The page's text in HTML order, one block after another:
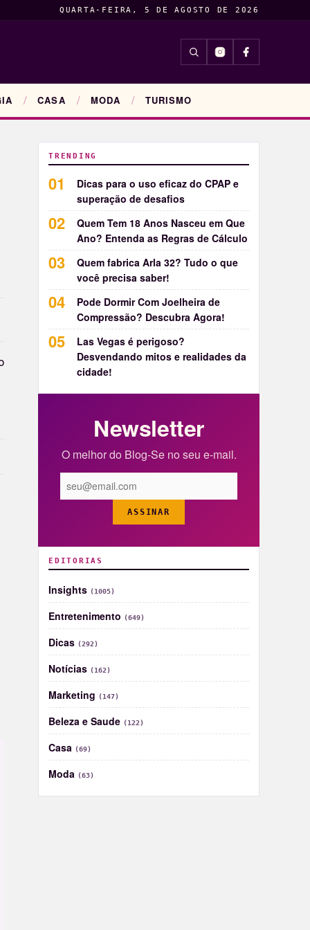
QUARTA-FEIRA, 5 DE AGOSTO DE 2026
CASA MODA TURISMO
INSIGHTS
TRENDING
Dicas para o uso eficaz do CPAP e
superação de desafios
Quem Tem 18 Anos Nasceu em Que
Ano? Entenda as Regras de Cálculo
Quem fabrica Arla 32? Tudo o que
você precisa saber!
Pode Dormir Com Joelheira de
Compressão? Descubra Agora!
Las Vegas é perigoso?
Desvendando mitos e realidades da
cidade!
Newsletter
O melhor do Blog-Se no seu e-mail.
ASSINAR
EDITORIAS
Insights (1005)
Entretenimento (649)
Dicas (292)
Notícias (162)
Marketing (147)
Beleza e Saude (122)
Casa (69)
Moda (63)